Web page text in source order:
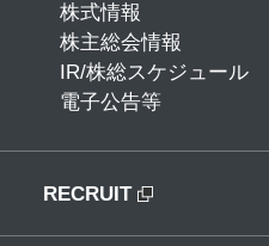
株式情報
株主総会情報
IR/株総スケジュール
電子公告等
RECRUIT